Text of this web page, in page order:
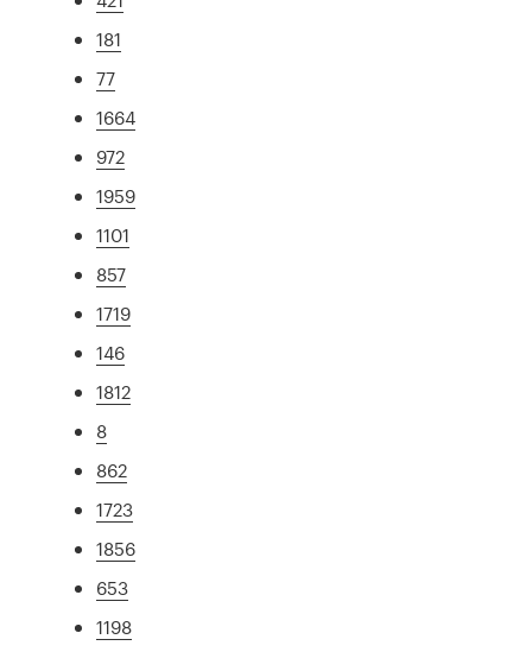
181
77
1664
972
1959
1101
857
1719
146
1812
8
862
1723
1856
653
1198